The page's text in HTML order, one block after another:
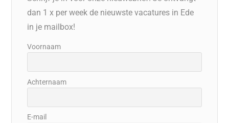
dan 1 x per week de nieuwste vacatures in Ede
in je mailbox!
Voornaam
Achternaam
E-mail